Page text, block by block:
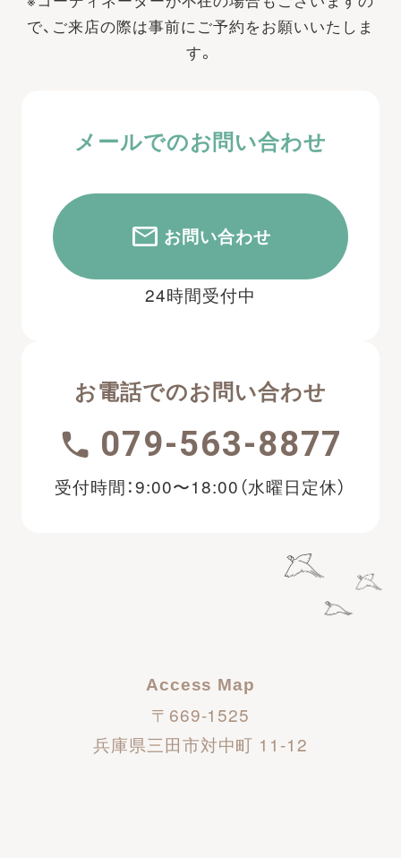
で、ご来店の際は事前にご予約をお願いいたしま
す。
メールでのお問い合わせ
お問い合わせ
24時間受付中
お電話でのお問い合わせ
079-563-8877
受付時間：9:00〜18:00（水曜日定休）
Access Map
〒669-1525
兵庫県三田市対中町 11-12